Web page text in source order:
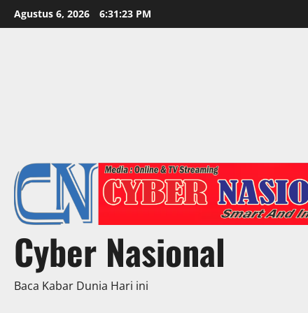
Skip
to
Agustus 6, 2026 6:31:25 PM
Cyber Nasional
Baca Kabar Dunia Hari ini